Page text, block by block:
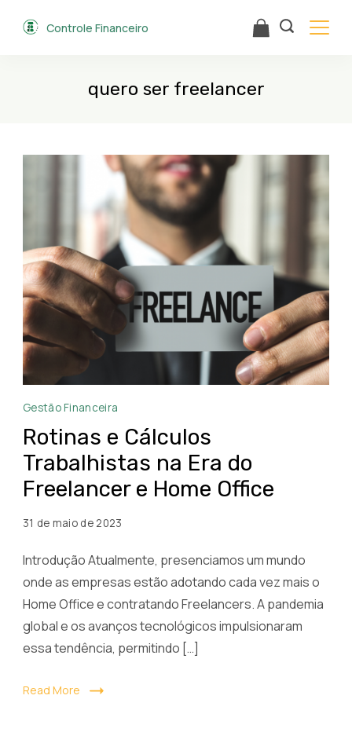
Controle Financeiro
quero ser freelancer
Rotinas
Cálculos
Trabalhistas
na
do
e
Home
Office
Gestão Financeira
Rotinas e Cálculos
Trabalhistas na Era do
Freelancer e Home Office
31 de maio de 2023
Introdução Atualmente, presenciamos um mundo
onde as empresas estão adotando cada vez mais o
Home Office e contratando Freelancers. A pandemia
global e os avanços tecnológicos impulsionaram
essa tendência, permitindo […]
Read More